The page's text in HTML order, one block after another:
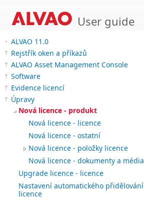
User guide
ALVAO 11.0
Rejstřík oken a příkazů
ALVAO Asset Management Console
Software
Evidence licencí
Úpravy
Nová licence - produkt
Nová licence - licence
Nová licence - ostatní
Nová licence - položky licence
Nová licence - dokumenty a média
Upgrade licence - licence
Nastavení automatického přidělování
licence